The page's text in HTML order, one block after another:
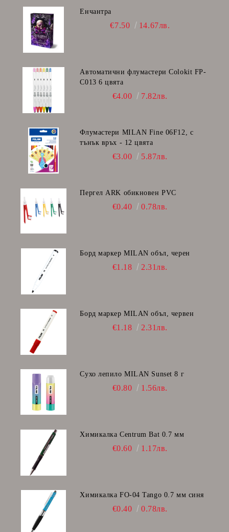
Енчантра
€7.50 14.67лв.
Автоматични флумастери Colokit FP-
C013 6 цвята
€4.00 7.82лв.
Флумастери MILAN Fine 06F12, с
тънък връх - 12 цвята
€3.00 5.87лв.
Пергел ARK обикновен PVC
€0.40 0.78лв.
Борд маркер MILAN объл, черен
€1.18 2.31лв.
Борд маркер MILAN объл, червен
€1.18 2.31лв.
Сухо лепило MILAN Sunset 8 г
€0.80 1.56лв.
Химикалка Centrum Bat 0.7 мм
€0.60 1.17лв.
Химикалка FO-04 Tango 0.7 мм синя
€0.40 0.78лв.